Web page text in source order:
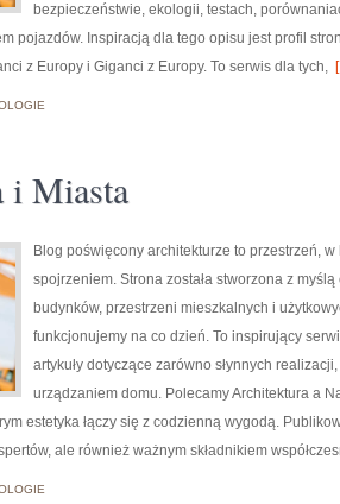
bezpieczeństwie, ekologii, testach,
pojazdów. Inspiracją dla tego opisu jest profil
z Europy i Giganci z Europy. To serwis dla tych,
i Miasta
Blog poświęcony architekturze to przestrzeń,
spojrzeniem. Strona została stworzona z
budynków, przestrzeni mieszkalnych i
funkcjonujemy na co dzień. To inspirujący
artykuły dotyczące zarówno słynnych
urządzaniem domu. Polecamy Architektura a
estetyka łączy się z codzienną wygodą.
ale również ważnym składnikiem